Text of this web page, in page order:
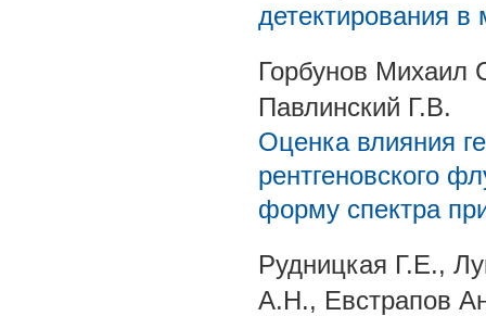
детектирования в
Горбунов Михаил
Павлинский Г.В.
Оценка влияния
рентгеновского
форму спектра
Рудницкая Г.Е.,
А.Н., Евстрапов